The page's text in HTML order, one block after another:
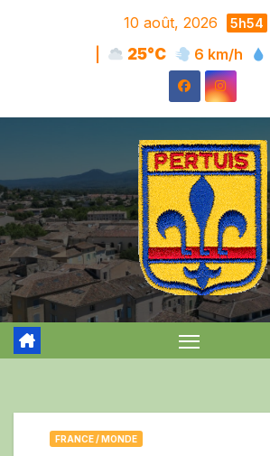
10 août, 2026 5h54
25°C 6 km/h
FRANCE / MONDE